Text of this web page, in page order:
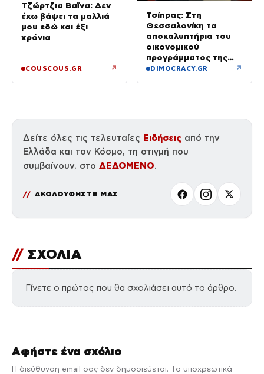
Τζώρτζια Βαϊνα: Δεν
έχω βάψει τα μαλλιά
μου εδώ και έξι
χρόνια
COUSCOUS.GR ↗
Τσίπρας: Στη
Θεσσαλονίκη τα
αποκαλυπτήρια του
οικονομικού
προγράμματος της
ΕΛ.Α.Σ.
DIMOCRACY.GR ↗
Δείτε όλες τις τελευταίες Ειδήσεις από την
Ελλάδα και τον Κόσμο, τη στιγμή που
συμβαίνουν, στο ΔΕΔΟΜΕΝΟ.
ΑΚΟΛΟΥΘΗΣΤΕ ΜΑΣ
// ΣΧΟΛΙΑ
Γίνετε ο πρώτος που θα σχολιάσει αυτό το άρθρο.
Αφήστε ένα σχόλιο
Η διεύθυνση email σας δεν δημοσιεύεται. Τα υποχρεωτικά